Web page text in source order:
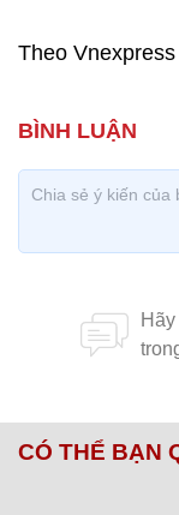
Theo Vnexpress
CÓ THỂ BẠN